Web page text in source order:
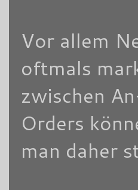
Vor allem
oftmals
zwischen
Orders
man daher